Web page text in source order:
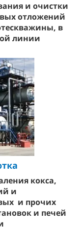
и очистки
отложений
в
линии
кокса,
и
и прочих
и печей